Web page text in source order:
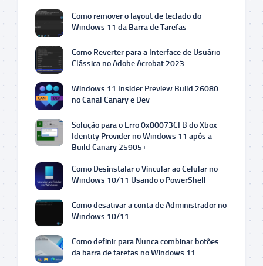
Como remover o layout de teclado do
Windows 11 da Barra de Tarefas
Como Reverter para a Interface de Usuário
Clássica no Adobe Acrobat 2023
Windows 11 Insider Preview Build 26080
no Canal Canary e Dev
Solução para o Erro 0x80073CFB do Xbox
Identity Provider no Windows 11 após a
Build Canary 25905+
Como Desinstalar o Vincular ao Celular no
Windows 10/11 Usando o PowerShell
Como desativar a conta de Administrador no
Windows 10/11
Como definir para Nunca combinar botões
da barra de tarefas no Windows 11